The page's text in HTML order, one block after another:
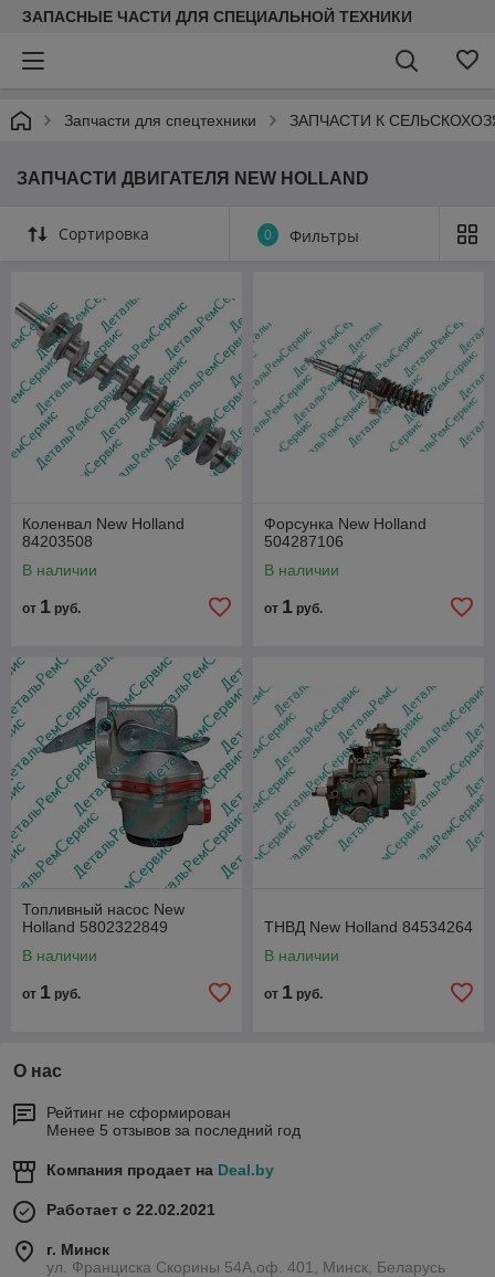
ЗАПАСНЫЕ ЧАСТИ ДЛЯ СПЕЦИАЛЬНОЙ ТЕХНИКИ
Запчасти для спецтехники ЗАПЧАСТИ К
ЗАПЧАСТИ ДВИГАТЕЛЯ NEW HOLLAND
Сортировка 0 Фильтры
Коленвал New Holland
84203508
В наличии
от 1 руб.
Форсунка New Holland
504287106
В наличии
от 1 руб.
Топливный насос New
Holland 5802322849
В наличии
от 1 руб.
ТНВД New Holland 84534264
В наличии
от 1 руб.
О нас
Рейтинг не сформирован
Менее 5 отзывов за последний год
Компания продает на Deal.by
Работает с 22.02.2021
г. Минск
ул. Франциска Скорины 54А,оф. 401, Минск, Беларусь